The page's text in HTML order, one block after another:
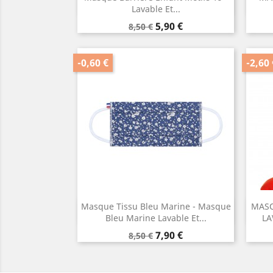
Lavable Et...
Prix
de
base
8,50 € Prix
5,90 €

Masque Tissu Bleu Marine - Masque
Bleu Marine Lavable Et...
Prix
de
8,50 €
-0,60 €
Prix
7,90 €
Aperçu rapide
-2,60